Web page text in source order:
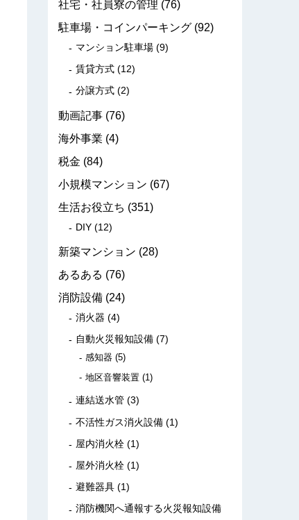
社宅・社員寮の管理 (76)
駐車場・コインパーキング (92)
マンション駐車場 (9)
賃貸方式 (12)
分譲方式 (2)
動画記事 (76)
海外事業 (4)
税金 (84)
小規模マンション (67)
生活お役立ち (351)
DIY (12)
新築マンション (28)
あるある (76)
消防設備 (24)
消火器 (4)
自動火災報知設備 (7)
感知器 (5)
地区音響装置 (1)
連結送水管 (3)
不活性ガス消火設備 (1)
屋内消火栓 (1)
屋外消火栓 (1)
避難器具 (1)
消防機関へ通報する火災報知設備